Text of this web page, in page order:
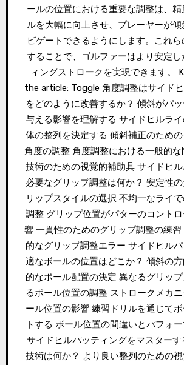
ールの位置における重要な調整は、
ルを大幅に向上させ、プレーヤーが
ビゲートできるようにします。これ
することで、ゴルファーはより安定
ィングストロークを実現できます。
the article: Toggle 角度調整はサイド
をどのように改善するか？ 傾斜がパ
与える影響を理解する サイドヒルラ
体の整列を決定する 傾斜補正のため
角度の調整 角度調整における一般的
技術のための視覚的補助具 サイドヒ
必要なグリップ調整は何か？ 安定性
リップスタイルの選択 不均一なライ
調整 グリップ位置がパターのコント
響 一貫性のためのグリップ調整の練
的なグリップ調整エラー サイドヒル
適なボールの位置はどこか？ 傾斜の
的なボール配置の決定 異なるグリッ
るボール位置の調整 ストロークメカ
ール位置の影響 練習ドリルを通じて
トする ボール位置の間違いとパフォ
サイドヒルパッティングをマスター
技術は何か？ より良い整列のための